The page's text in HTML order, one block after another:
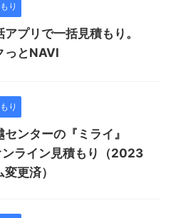
り
アプリで一括見積もり。
っとNAVI
り
ンターの『ミライ』
ライン見積もり（2023
更済）